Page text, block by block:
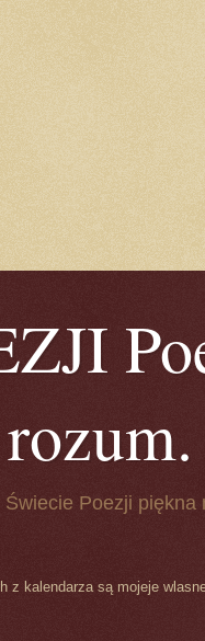
Poezji
kalendarza są mojeje